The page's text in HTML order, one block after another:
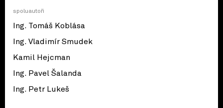
spoluautoři
Ing. Tomáš Koblása
Ing. Vladimír Smudek
Kamil Hejcman
Ing. Pavel Šalanda
Ing. Petr Lukeš